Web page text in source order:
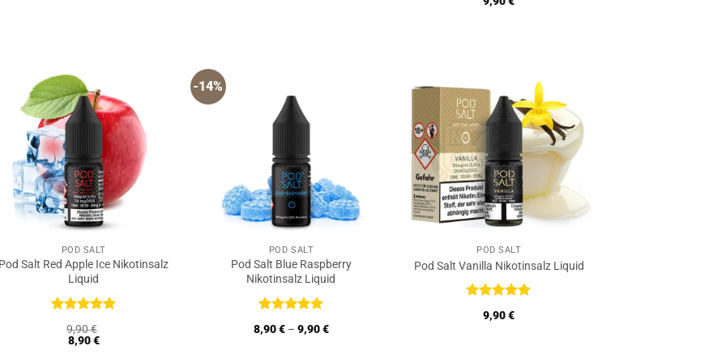
POD SALT
Salt Red Apple Ice Nikotinsalz
Liquid
Bewertet
mit5von
9,90€
8,90€
-14%
POD SALT
Pod Salt Blue Raspberry
Nikotinsalz Liquid
Bewertet
mit5
von
8,90€– 9,90€
POD SALT
Pod Salt Vanilla Nikotinsalz Liquid
Bewertet
mit5von
9,90€